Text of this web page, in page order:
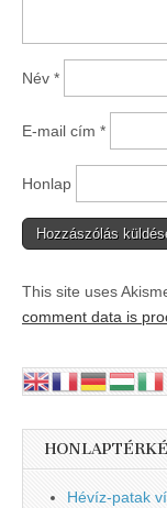
Név *
E-mail cím *
Honlap
This site uses
comment data is
Hévíz-patak